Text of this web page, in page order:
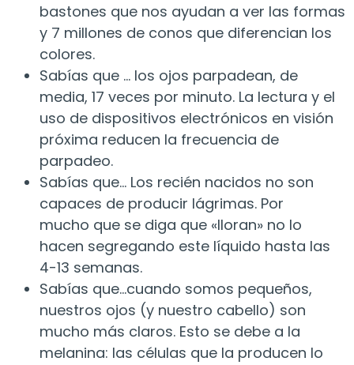
bastones que nos ayudan a ver las formas
y 7 millones de conos que diferencian los
colores.
Sabías que … los ojos parpadean, de
media, 17 veces por minuto. La lectura y el
uso de dispositivos electrónicos en visión
próxima reducen la frecuencia de
parpadeo.
Sabías que… Los recién nacidos no son
capaces de producir lágrimas. Por
mucho que se diga que «lloran» no lo
hacen segregando este líquido hasta las
4-13 semanas.
Sabías que…cuando somos pequeños,
nuestros ojos (y nuestro cabello) son
mucho más claros. Esto se debe a la
melanina: las células que la producen lo